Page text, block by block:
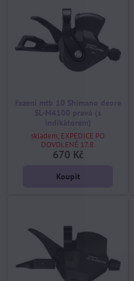
skladem, EXPEDICE PO
DOVOLENÉ 17.8.
670 Kč
Koupit